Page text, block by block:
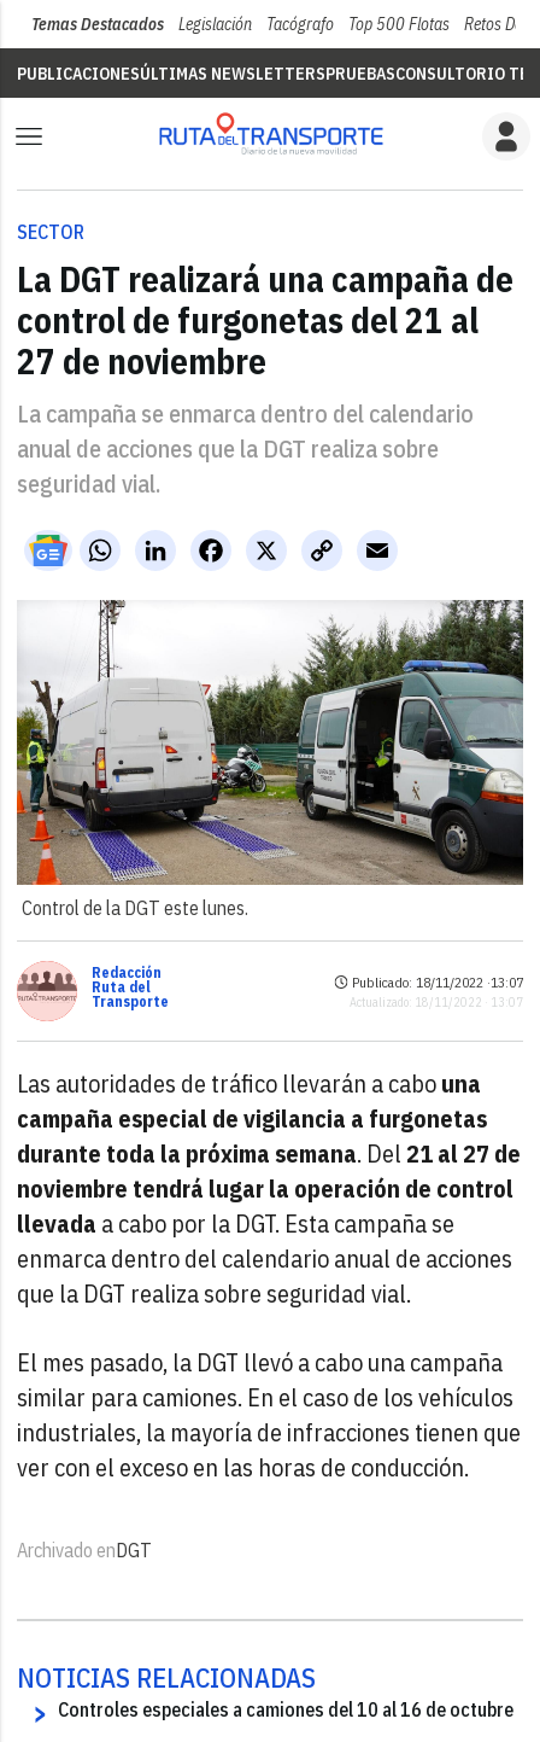
Temas Destacados Legislación Tacógrafo Top 500 Flotas Retos Del
PUBLICACIONESÚLTIMAS NEWSLETTERSPRUEBASCONSULTORIO
SECTOR
La DGT realizará una campaña de
control de furgonetas del 21 al
27 de noviembre
La campaña se enmarca dentro del calendario
anual de acciones que la DGT realiza sobre
seguridad vial.
WhatsAppLinkedIn X
Facebook
Copy
Link
Email
Control de la DGT este lunes.
Redacción
Ruta del
Transporte
Publicado: 18/11/2022 ·13:07
Actualizado: 18/11/2022 · 13:07
Las autoridades de tráfico llevarán a cabouna
campaña especial de vigilancia a furgonetas
durante toda la próxima semana. Del21 al 27 de
noviembre tendrá lugar la operación de control
llevada a cabo por la DGT. Esta campaña se
enmarca dentro del calendario anual de acciones
que la DGT realiza sobre seguridad vial.
El mes pasado, la DGT llevó a cabo una campaña
similar para camiones. En el caso de los vehículos
industriales, la mayoría de infracciones tienen que
ver con el exceso en las horas de conducción.
Archivado enDGT
NOTICIAS RELACIONADAS
Controles especiales a camiones del 10 al 16 de octubre